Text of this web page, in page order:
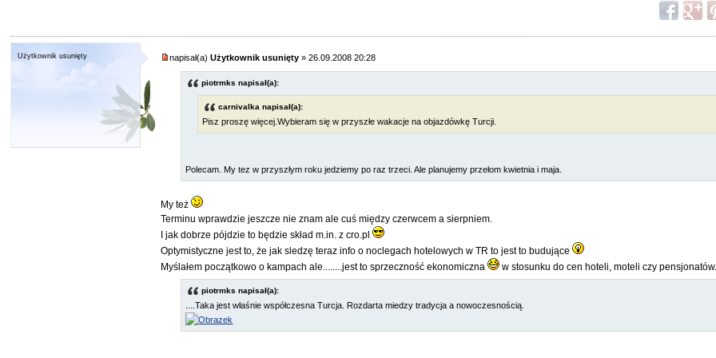
Użytkownik usunięty napisał(a)Użytkownik usunięty » 26.09.2008 20:28
piotrmks napisał(a):
carnivalka napisał(a):
Pisz proszę więcej.Wybieram się w przyszłe wakacje na objazdówkę Turcji.
Polecam. My tez w przyszłym roku jedziemy po raz trzeci. Ale planujemy przełom kwietnia i maja.
My też
Terminu wprawdzie jeszcze nie znam ale cuś między czerwcem a sierpniem.
I jak dobrze pójdzie to będzie skład m.in. z cro.pl
Optymistyczne jest to, że jak sledzę teraz info o noclegach hotelowych w TR to jest to budujące
Myślałem początkowo o kampach ale........jest to sprzeczność ekonomiczna
w stosunku do cen hoteli, moteli czy
piotrmks napisał(a):
....Taka jest właśnie współczesna Turcja. Rozdarta miedzy tradycja a nowoczesnością.